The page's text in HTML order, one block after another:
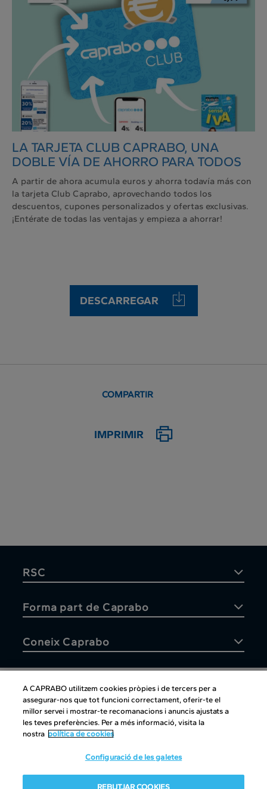
LA TARJETA CLUB CAPRABO, UNA
DOBLE VÍA DE AHORRO PARA TODOS
A partir de ahora acumula euros y ahorra todavía más con
la tarjeta Club Caprabo, aprovechando todos los
descuentos, cupones personalizados y ofertas exclusivas.
¡Entérate de todas las ventajas y empieza a ahorrar!
DESCARREGAR
COMPARTIR
IMPRIMIR
RSC
Forma part de Caprabo
Coneix Caprabo
Atenció al client
Copyright| Política de cookies
A CAPRABO utilitzem cookies pròpies i de tercers per a
assegurar-nos que tot funcioni correctament, oferir-te el
millor servei i mostrar-te recomanacions i anuncis ajustats a
les teves preferències. Per a més informació, visita la
nostra política de cookies
Configuració de les galetes
REBUTJAR COOKIES